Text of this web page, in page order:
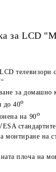
за LCD
телевизори
за домашно
до 40o
на 90o
монтиране на
плоча на